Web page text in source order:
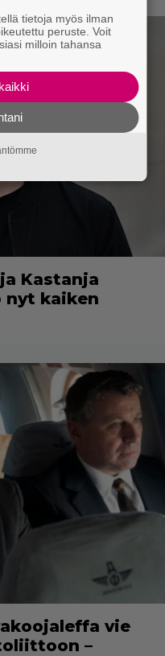
Kastanja
nyt kaiken
vie
–
tietoja myös ilman
peruste. Voit
milloin tahansa